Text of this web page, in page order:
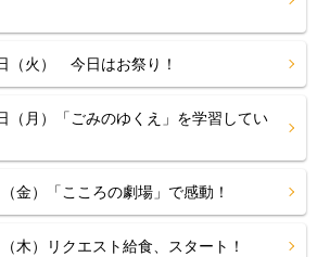
火） 今日はお祭り！
月）「ごみのゆくえ」を学習してい
金）「こころの劇場」で感動！
木）リクエスト給食、スタート！